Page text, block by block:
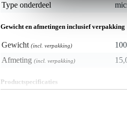
Type onderdeel
Gewicht en afmetingen inclusief verpakking
Gewicht (incl. verpakking)
Afmeting (incl. verpakking)
Productspecificaties